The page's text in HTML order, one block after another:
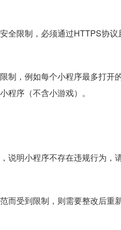
全限制，必须通过HTTPS协
制，例如每个小程序最多打
程序（不含小游戏）。
说明小程序不存在违规行为，
而受到限制，则需要整改后重